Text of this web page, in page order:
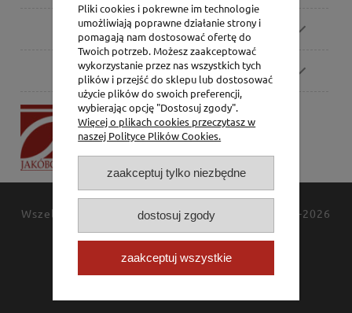
Zamówienia
Pomoc
P.H. Jakóbczak
Dorota Jakóbczak
Bialska 2/4,
42-202 Częstochowa
Wszelkie prawa zastrzeżoneJAKÓBCZAK
© 1994-2026
Polityka prywatności
Kontakt
Pliki cookies i pokrewne im technologie
umożliwiają poprawne działanie strony i
pomagają nam dostosować ofertę do
Twoich potrzeb. Możesz zaakceptować
wykorzystanie przez nas wszystkich tych
plików i przejść do sklepu lub dostosować
użycie plików do swoich preferencji,
wybierając opcję "Dostosuj zgody".
Więcej o plikach cookies przeczytasz w
naszej Polityce Plików Cookies.
zaakceptuj tylko niezbędne
dostosuj zgody
zaakceptuj wszystkie